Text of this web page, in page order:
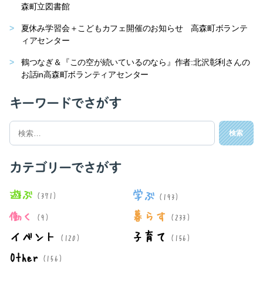
森町立図書館
夏休み学習会＋こどもカフェ開催のお知らせ 高森町ボランテ
ィアセンター
鶴つなぎ＆『この空が続いているのなら』作者:北沢彰利さんの
お話in高森町ボランティアセンター
キーワードでさがす
検
対
象:
カテゴリーでさがす
遊ぶ (371) 学ぶ (193)
働く (9) 暮らす (233)
イベント (120) 子育て (156)
Other(156)